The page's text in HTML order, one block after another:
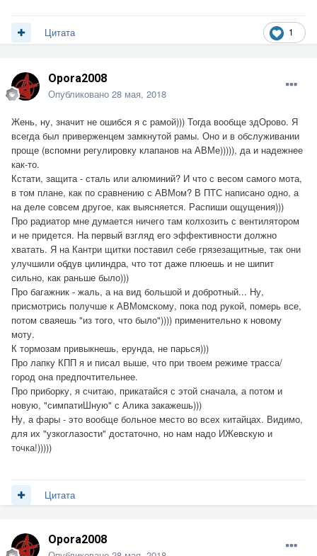
1
Цитата
Opora2008
Опубликовано 28 мая, 2018
Жень, ну, значит не ошибся я с рамой))) Тогда вообще здОрово. Я
всегда был приверженцем замкнутой рамы. Оно и в обслуживании
проще (вспомни регулировку клапанов на АВМе))))), да и надежнее
как-то.
Кстати, защита - сталь или алюминий? И что с весом самого мота,
в том плане, как по сравнению с АВМом? В ПТС написано одно, а
на деле совсем другое, как выясняется. Распиши ощущения)))
Про радиатор мне думается ничего там колхозить с вентилятором
и не придется. На первый взгляд его эффективности должно
хватать. Я на Кантри щитки поставил себе грязезащитные, так они
улучшили обдув цилиндра, что тот даже плюешь и не шипит
сильно, как раньше было)))
Про багажник - жаль, а на вид большой и добротный... Ну,
присмотрись получше к АВМомскому, пока под рукой, померь все,
потом сваяешь "из того, что было")))) применительно к новому
моту.
К тормозам привыкнешь, ерунда, не парься)))
Про лапку КПП я и писал выше, что при твоем режиме трасса/
город она предпочтительнее.
Про приборку, я считаю, прикатайся с этой сначала, а потом и
новую, "симпатиШную" с Алика закажешь)))
Ну, а фары - это вообще больное место во всех китайцах. Видимо,
для их "узкоглазости" достаточно, но нам надо ИЖевскую и
точка!)))))
Цитата
Opora2008